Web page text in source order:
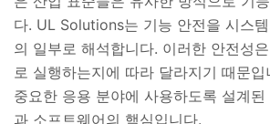
다. UL Solutions는 기능 안전을 시스
의 일부로 해석합니다. 이러한 안전성
로 실행하는지에 따라 달라지기 때문
중요한 응용 분야에 사용하도록 설계
과 소프트웨어의 핵심입니다.